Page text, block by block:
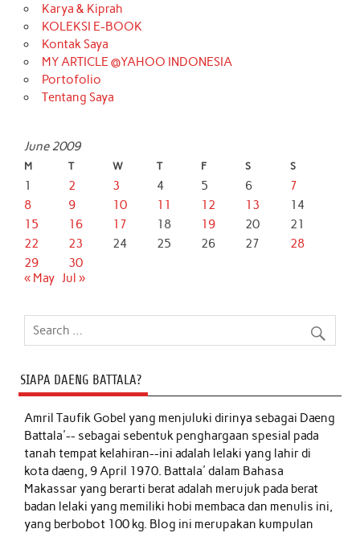
Karya & Kiprah
KOLEKSI E-BOOK
Kontak Saya
MY ARTICLE @YAHOO INDONESIA
Portofolio
Tentang Saya
June 2009
M T W T F S S
1 2 3 4 5 6
7
8
9 10 11 12 13
14
15
16 17 18 19 20
21
22
23 24 25 26 27
28
29
30
« May Jul »
SIAPA DAENG BATTALA?
Amril Taufik Gobelyang menjuluki dirinya sebagai Daeng
Battala'-- sebagai sebentuk penghargaan spesial pada
tanah tempat kelahiran--ini adalah lelaki yang lahir di
kota daeng, 9 April 1970. Battala' dalam Bahasa
Makassar yang berarti berat adalah merujuk pada berat
badan lelaki yang memiliki hobi membaca dan menulis ini,
yang berbobot 100 kg. Blog ini merupakan kumpulan